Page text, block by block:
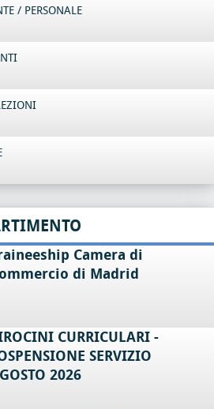
/ PERSONALE
Camera di
di Madrid
CURRICULARI -
SERVIZIO
2026